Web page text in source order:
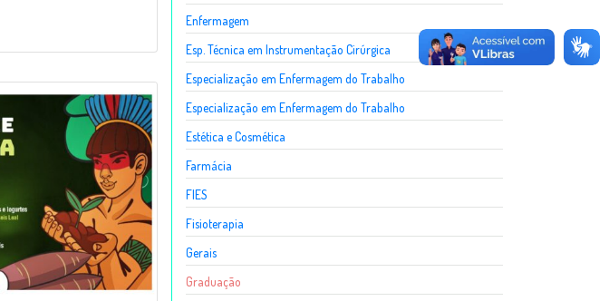
Enfermagem
Esp. Técnica em Instrumentação Cirúrgica
Especialização em Enfermagem do Trabalho
Especialização em Enfermagem do Trabalho
Estética e Cosmética
Farmácia
FIES
Fisioterapia
Gerais
Graduação